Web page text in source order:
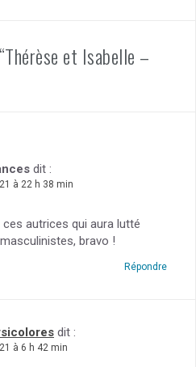
et Isabelle –
dit :
à 22 h 38 min
ces autrices qui aura lutté
bravo !
Répondre
dit :
à 6 h 42 min